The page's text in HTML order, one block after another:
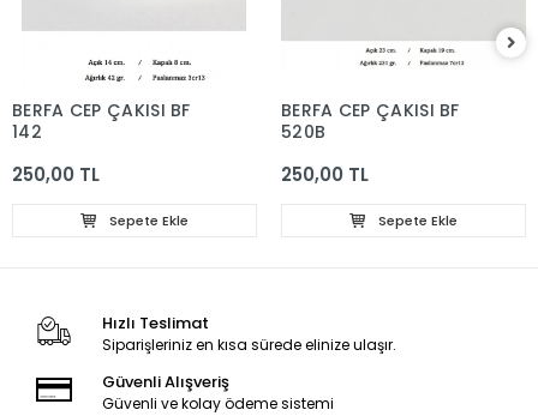
BERFA CEP ÇAKISI BF
142
250,00 TL
Sepete Ekle
BERFA CEP ÇAKISI BF
520B
250,00 TL
Sepete Ekle
Hızlı Teslimat
Siparişleriniz en kısa sürede elinize ulaşır.
Güvenli Alışveriş
Güvenli ve kolay ödeme sistemi